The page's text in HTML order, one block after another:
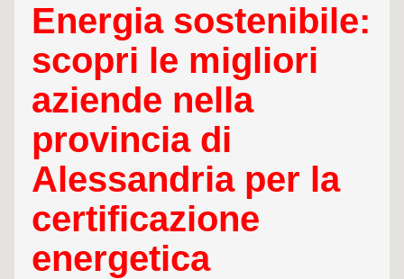
Energia sostenibile:
scopri le migliori
aziende nella
provincia di
Alessandria per la
certificazione
energetica